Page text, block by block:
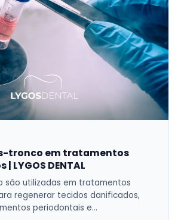
tronco em tratamentos
LYGOS DENTAL
são utilizadas em tratamentos
regenerar tecidos danificados,
periodontais e…